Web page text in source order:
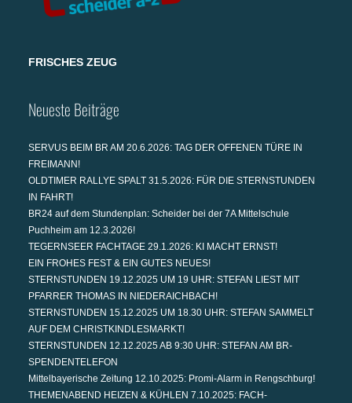
FRISCHES ZEUG
Neueste Beiträge
SERVUS BEIM BR AM 20.6.2026: TAG DER OFFENEN TÜRE IN
FREIMANN!
OLDTIMER RALLYE SPALT 31.5.2026: FÜR DIE STERNSTUNDEN
IN FAHRT!
BR24 auf dem Stundenplan: Scheider bei der 7A Mittelschule
Puchheim am 12.3.2026!
TEGERNSEER FACHTAGE 29.1.2026: KI MACHT ERNST!
EIN FROHES FEST & EIN GUTES NEUES!
STERNSTUNDEN 19.12.2025 UM 19 UHR: STEFAN LIEST MIT
PFARRER THOMAS IN NIEDERAICHBACH!
STERNSTUNDEN 15.12.2025 UM 18.30 UHR: STEFAN SAMMELT
AUF DEM CHRISTKINDLESMARKT!
STERNSTUNDEN 12.12.2025 AB 9:30 UHR: STEFAN AM BR-
SPENDENTELEFON
Mittelbayerische Zeitung 12.10.2025: Promi-Alarm in Rengschburg!
THEMENABEND HEIZEN & KÜHLEN 7.10.2025: FACH-